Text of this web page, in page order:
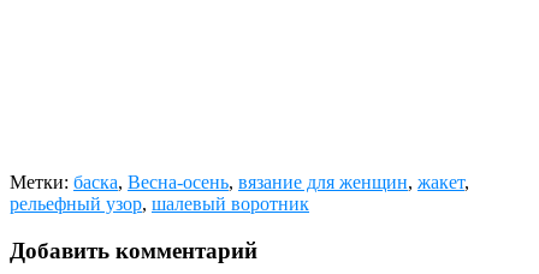
Метки: баска, Весна-осень, вязание для женщин, жакет,
рельефный узор, шалевый воротник
Добавить комментарий